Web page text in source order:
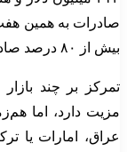
بیش از ۸۰ درصد صادرات غیرنفتی ۱۴۰۳ را تشکیل می‌داد.
تمرکز بر چند
مزیت دارد، اما
عراق، امارات یا